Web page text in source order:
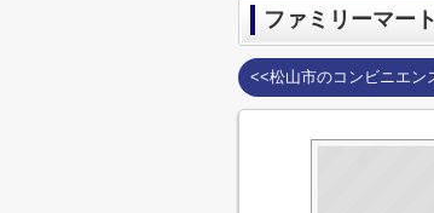
ファミリーマー
<<松山市のコンビニエン